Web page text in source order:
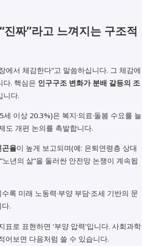
진짜”라고 느껴지는 구조적
에서 체감한다”고 말씀하십니다. 그 체감에
다. 핵심은 인구구조 변화가 분배 갈등의 조
니다.
이상 20.3%)은 복지·의료·돌봄 수요를 늘
도 개편 논의를 촉발합니다.
곤율이 높게 보고되며(예: 은퇴연령층 상대
년의 삶”을 둘러싼 안전망 논쟁이 계속됩
록 미래 노동력·부양 부담·조세 기반의 문
.
표로 표현하면 ‘부양 압력’입니다. 사회과학
어보면 다음처럼 쓸 수 있습니다.